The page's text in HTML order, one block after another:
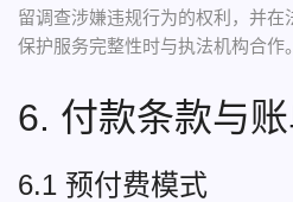
留调查涉嫌违规行为的权利，并
保护服务完整性时与执法机构合作。
6. 付款条款与
6.1 预付费模式